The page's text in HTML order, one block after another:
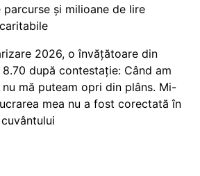
și milioane de lire
2026, o învățătoare din
după contestație: Când am
mă puteam opri din plâns. Mi-
mea nu a fost corectată în